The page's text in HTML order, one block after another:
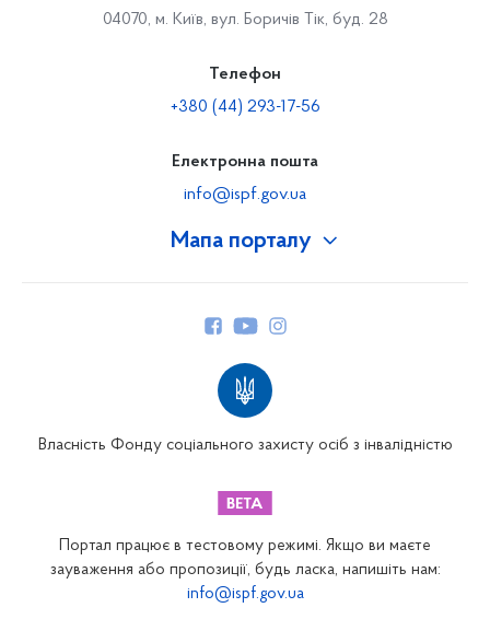
Мапа порталу
Закарпатське відділення
Запорізьке відділення
04070, м. Київ, вул. Боричів Тік, буд. 28
Телефон
+380 (44) 293-17-56
Електронна пошта
info@ispf.gov.ua
Власність Фонду соціального захисту осіб з інвалідністю
Портал працює в тестовому режимі. Якщо ви маєте
зауваження або пропозиції, будь ласка, напишіть нам:
info@ispf.gov.ua